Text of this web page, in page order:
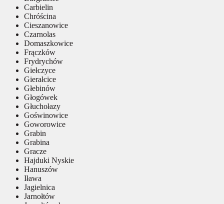
Carbielin
Chróścina
Cieszanowice
Czarnolas
Domaszkowice
Frączków
Frydrychów
Giełczyce
Gierałcice
Głebinów
Głogówek
Głuchołazy
Goświnowice
Goworowice
Grabin
Grabina
Gracze
Hajduki Nyskie
Hanuszów
Iława
Jagielnica
Jarnołtów